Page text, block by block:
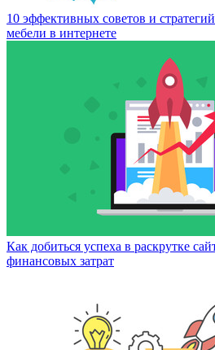
10 эффективных советов и
мебели в интернете
Как добиться успеха в раскрутке
финансовых затрат